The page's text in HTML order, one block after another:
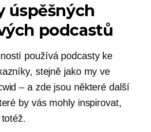
úspěšných
podcastů
používá podcasty ke
stejně jako my ve
– a zde jsou některé další
by vás mohly inspirovat,